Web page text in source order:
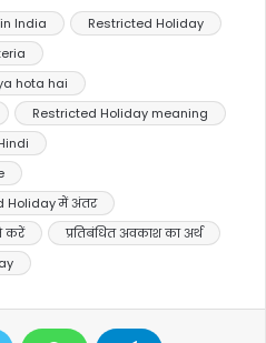
India
Restricted Holiday
hota hai
Restricted Holiday meaning
Holiday में अंतर
करें
प्रतिबंधित अवकाश का अर्थ